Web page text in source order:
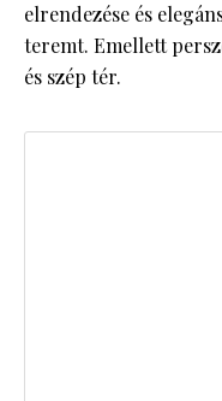
elrendezése és
teremt. Emellett
és szép tér.